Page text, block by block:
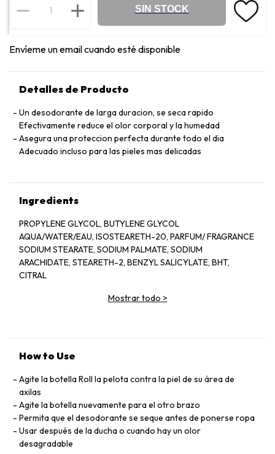
SIN STOCK
Envíeme un email cuando esté disponible
Detalles de Producto
Un desodorante de larga duracion, se seca rapido
Efectivamente reduce el olor corporal y la humedad
Asegura una proteccion perfecta durante todo el dia
Adecuado incluso para las pieles mas delicadas
Ingredients
PROPYLENE GLYCOL, BUTYLENE GLYCOL
AQUA/WATER/EAU, ISOSTEARETH-20, PARFUM/ FRAGRANCE
SODIUM STEARATE, SODIUM PALMATE, SODIUM
ARACHIDATE, STEARETH-2, BENZYL SALICYLATE, BHT,
CITRAL
LIMONENE, LINALOOL, SODIUM BEHENATE, SODIUM
Mostrar todo >
How to Use
Agite la botella Roll la pelota contra la piel de su área de
axilas
Agite la botella nuevamente para el otro brazo
Permita que el desodorante se seque antes de ponerse ropa
Usar después de la ducha o cuando hay un olor
desagradable